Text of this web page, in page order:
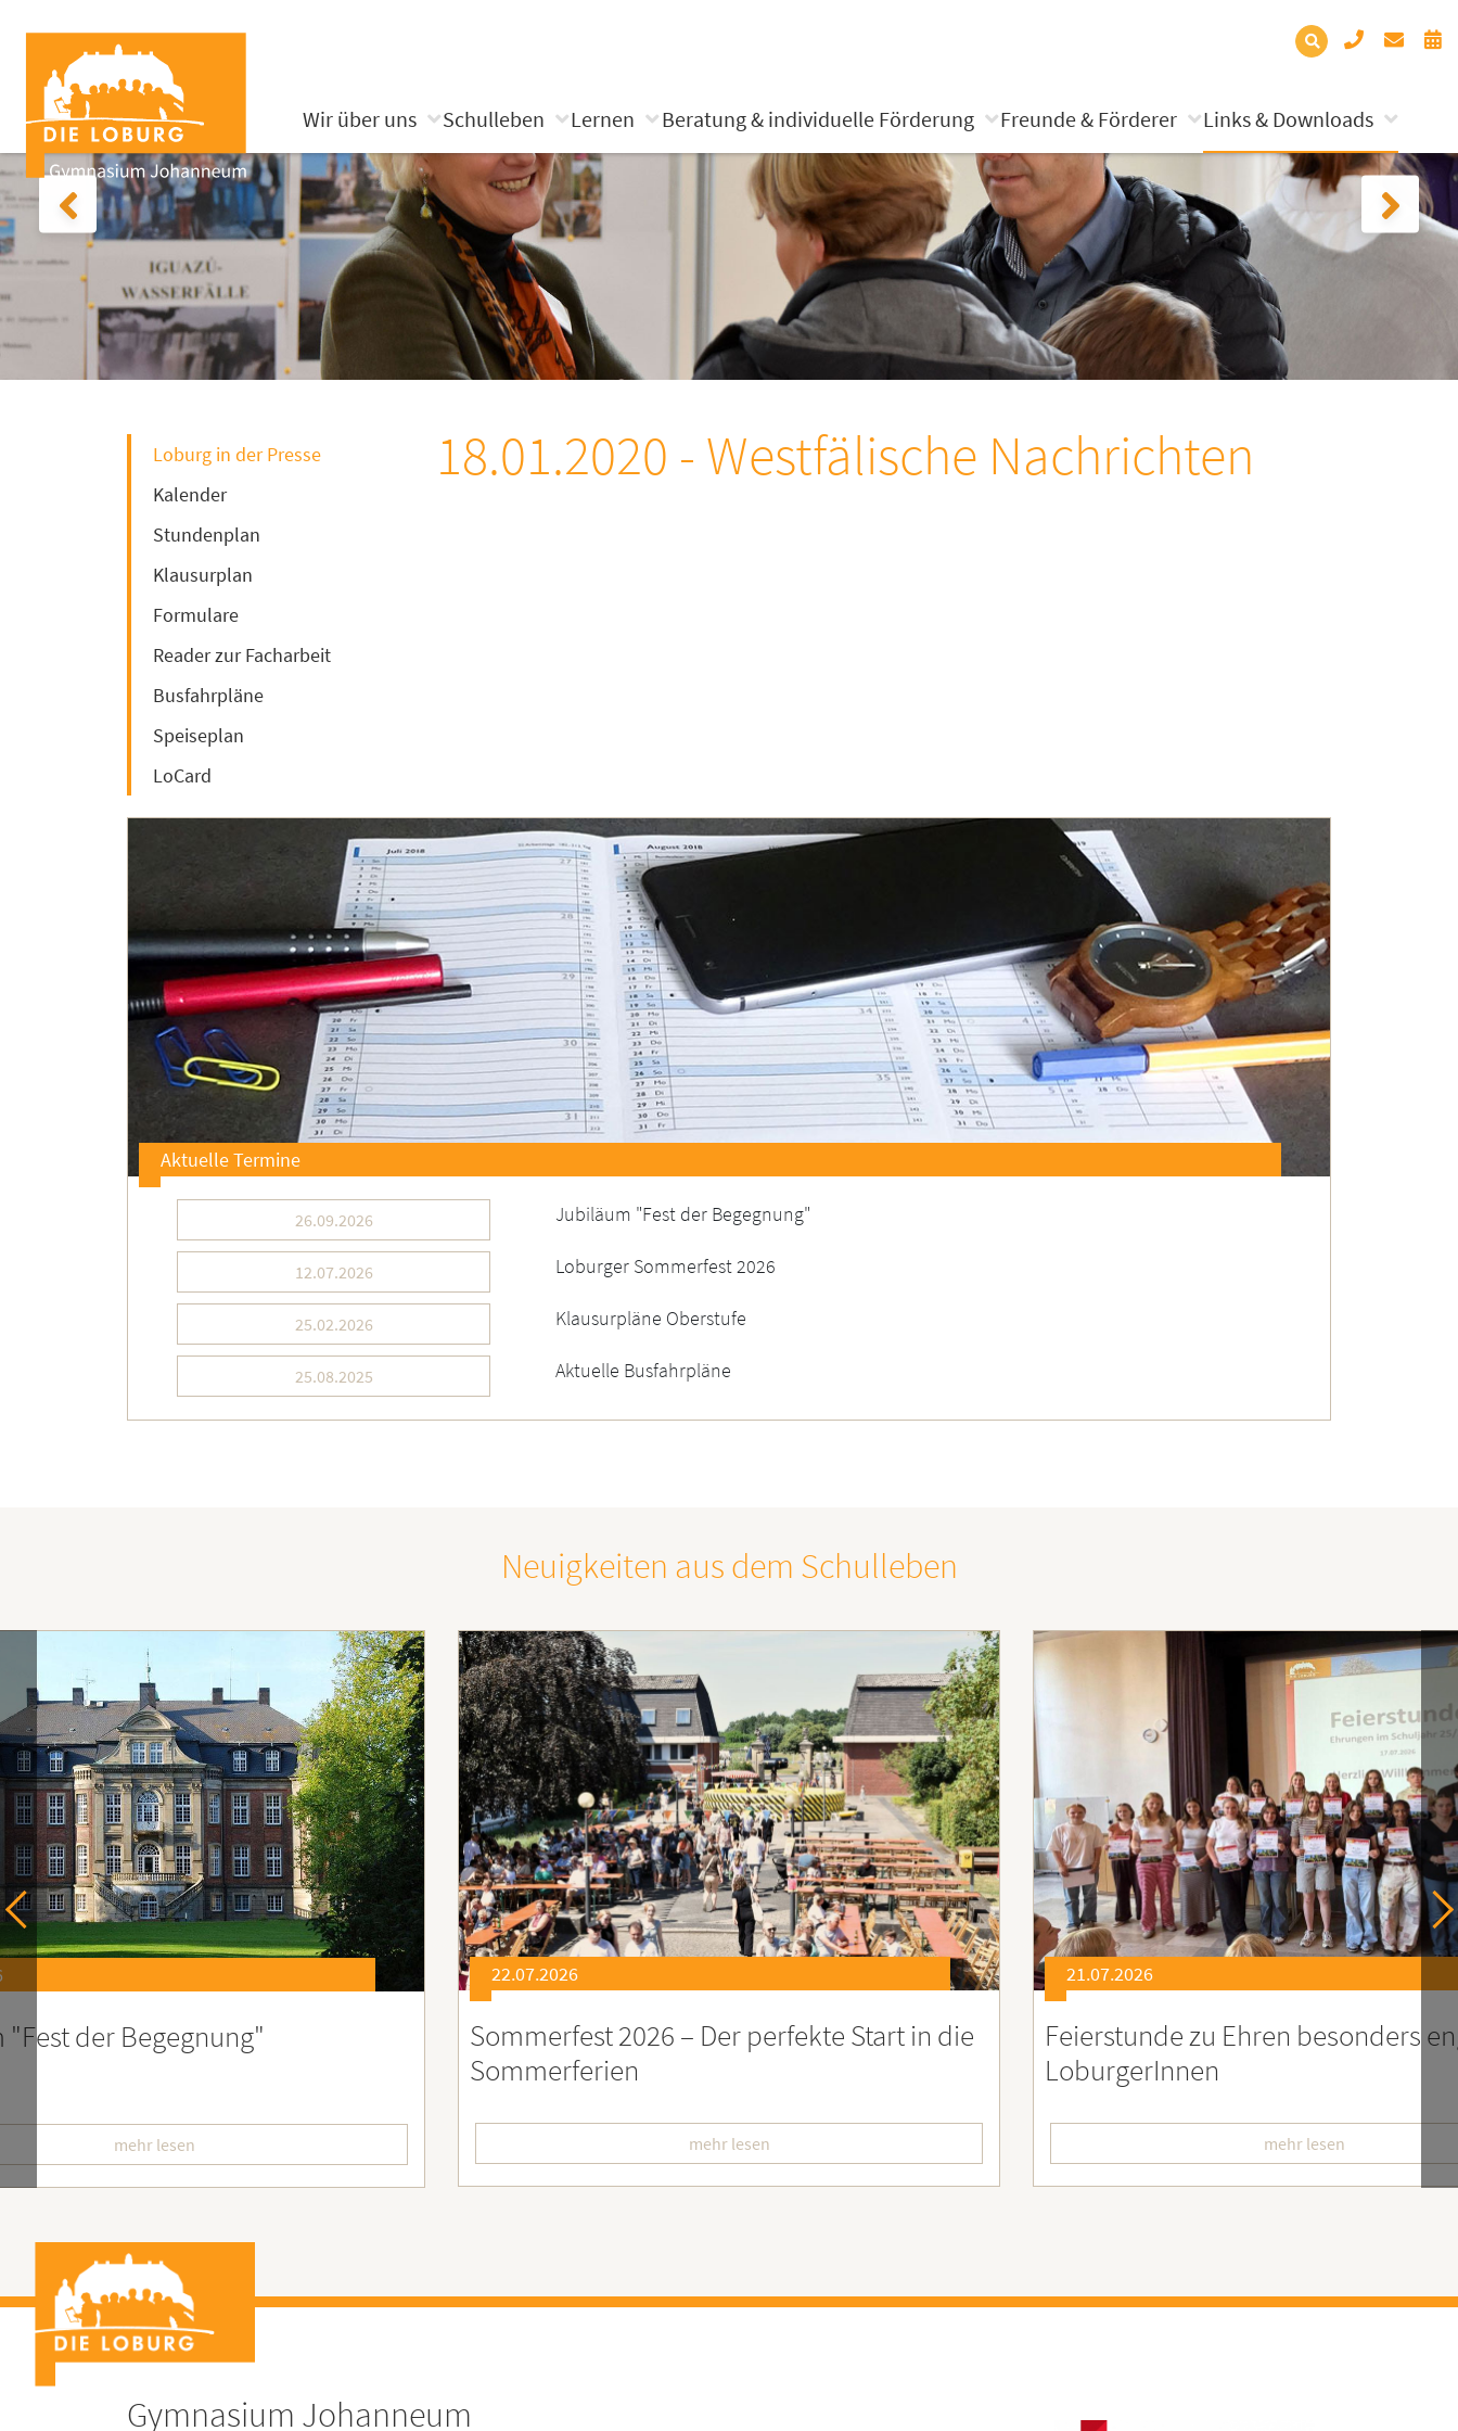
Wir über uns Schulleben Lernen Beratung & individuelle Förderung Freunde & Förderer Links & Downloads
Loburg in der Presse
Kalender
Stundenplan
Klausurplan
Formulare
Reader zur Facharbeit
Busfahrpläne
Speiseplan
LoCard
18.01.2020 - Westfälische Nachrichten
Aktuelle Termine
26.09.2026 Jubiläum "Fest der Begegnung"
12.07.2026 Loburger Sommerfest 2026
25.02.2026 Klausurpläne Oberstufe
25.08.2025 Aktuelle Busfahrpläne
Neuigkeiten aus dem Schulleben
2026 – Der perfekte Start in die
mehr lesen
21.07.2026
Feierstunde zu Ehren besonders engagierter
LoburgerInnen
mehr lesen
21.07.2026
Soziales Engagement für
Ruanda – Wir sind dabei!
mehr lesen
Gymnasium Johanneum